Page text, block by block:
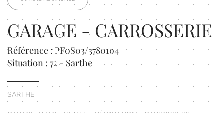
GARAGE - CARROSSERIE
Référence : PF0S03/3780104
Situation : 72 - Sarthe
SARTHE